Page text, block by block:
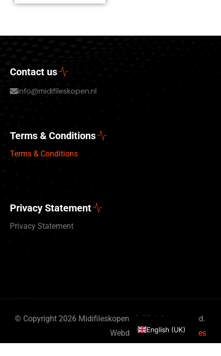
Contact us
info@midifileskopen.nl
Terms & Conditions
Terms & Conditions
Privacy Statement
Privacy Statement
© Copyright 2026 Midifileskopen.nl. All rights reserved.
WebdesignBy Bits & Pieces
English (UK)
Deutsch